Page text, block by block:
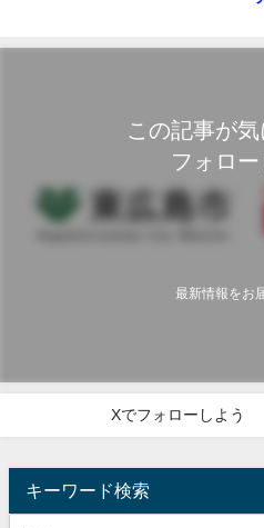
この記事が
フォロー
最新情報をお
Xでフォローしよう
キーワード検索